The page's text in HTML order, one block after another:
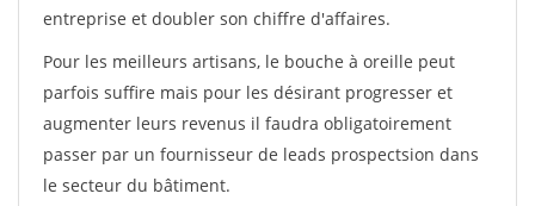
entreprise et doubler son chiffre d'affaires.
Pour les meilleurs artisans, le bouche à oreille peut
parfois suffire mais pour les désirant progresser et
augmenter leurs revenus il faudra obligatoirement
passer par un fournisseur de leads prospectsion dans
le secteur du bâtiment.